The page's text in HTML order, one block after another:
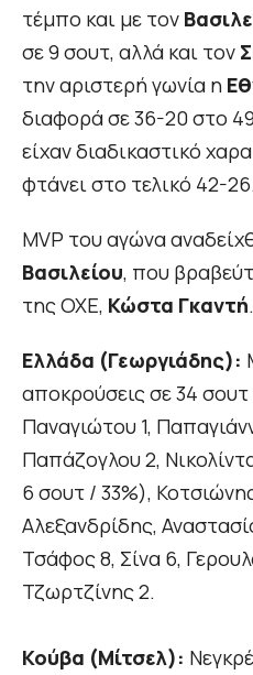
τέμπο και με τον
σε 9 σουτ, αλλά και τον
την αριστερή γωνία η
διαφορά σε 36-20 στο
είχαν διαδικαστικό
φτάνει στο τελικό 42-26.
MVP του αγώνα
Βασιλείου, που
της ΟΧΕ, Κώστα Γκαντή.
Ελλάδα (Γεωργιάδης):
αποκρούσεις σε 34
Παναγιώτου 1,
Παπάζογλου 2,
6 σουτ / 33%),
Αλεξανδρίδης,
Τσάφος 8, Σίνα 6,
Τζωρτζίνης 2.
Κούβα (Μίτσελ):